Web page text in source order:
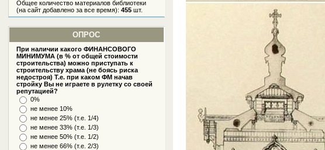
Общее количество материалов библиотеки
(на сайт добавлено за все время):455 шт.
ОПРОС
При наличии какого ФИНАНСОВОГО
МИНИМУМА (в % от общей стоимости
строительства) можно приступать к
строительству храма (не боясь риска
недостроя) Т.е. при каком ФМ начав
стройку Вы не играете в рулетку со своей
репутацией?
0%
не менее 10%
не менее 25% (т.е. 1/4)
не менее 33% (т.е. 1/3)
не менее 50% (т.е. 1/2)
не менее 66% (т.е. 2/3)